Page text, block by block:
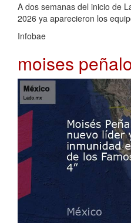
A dos semanas del inicio de
2026 ya aparecieron los
Infobae
moises